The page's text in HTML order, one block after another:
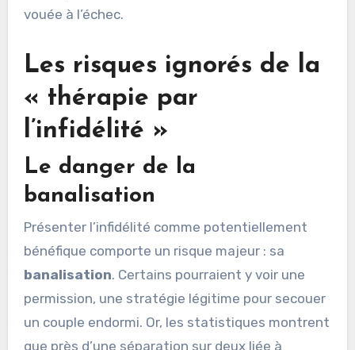
vouée à l’échec.
Les risques ignorés de la
« thérapie par
l’infidélité »
Le danger de la
banalisation
Présenter l’infidélité comme potentiellement
bénéfique comporte un risque majeur : sa
banalisation. Certains pourraient y voir une
permission, une stratégie légitime pour secouer
un couple endormi. Or, les statistiques montrent
que près d’une séparation sur deux liée à